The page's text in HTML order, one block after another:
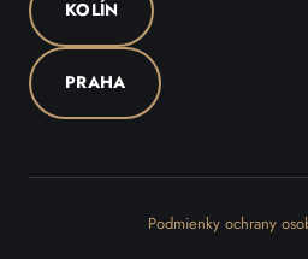
KOLÍN
PRAHA
Podmienky ochrany